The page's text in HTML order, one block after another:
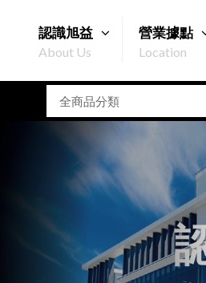
認識旭益
About Us
營業據點
Location